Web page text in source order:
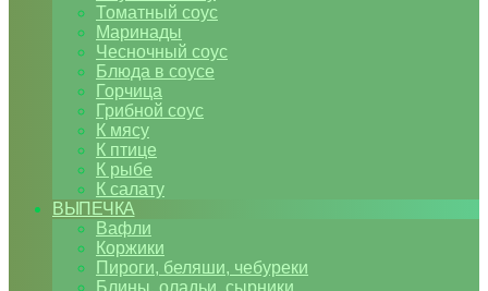
Томатный соус
Маринады
Чесночный соус
Блюда в соусе
Горчица
Грибной соус
К мясу
К птице
К рыбе
К салату
ВЫПЕЧКА
Вафли
Коржики
Пироги, беляши, чебуреки
Блины, оладьи, сырники